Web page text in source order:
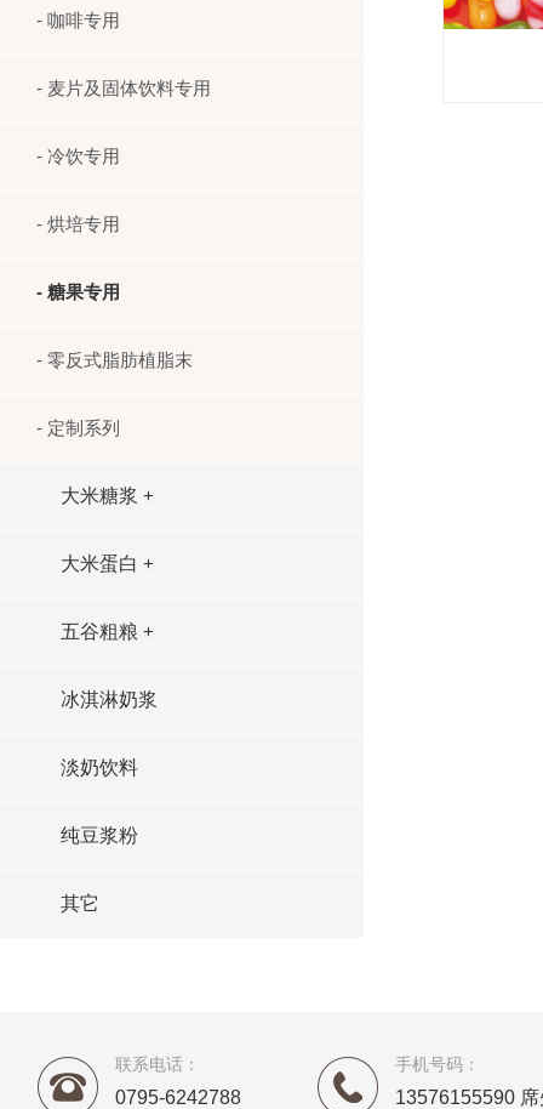
- 咖啡专用
- 麦片及固体饮料专用
- 冷饮专用
- 烘培专用
- 糖果专用
- 零反式脂肪植脂末
- 定制系列
大米糖浆 +
大米蛋白 +
五谷粗粮 +
冰淇淋奶浆
淡奶饮料
纯豆浆粉
其它
联系电话：
0795-6242788
手机号码：
13576155590